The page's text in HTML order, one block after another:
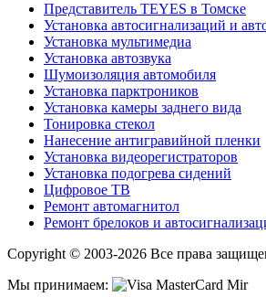
Представитель TEYES в Томске
Установка автосигнализаций и
Установка мультимедиа
Установка автозвука
Шумоизоляция автомобиля
Установка парктроников
Установка камеры заднего вида
Тонировка стекол
Нанесение антигравийной пленки
Установка видеорегистраторов
Установка подогрева сидений
Цифровое ТВ
Ремонт автомагнитол
Ремонт брелоков и
Copyright © 2003-2026 Все права
Мы принимаем: